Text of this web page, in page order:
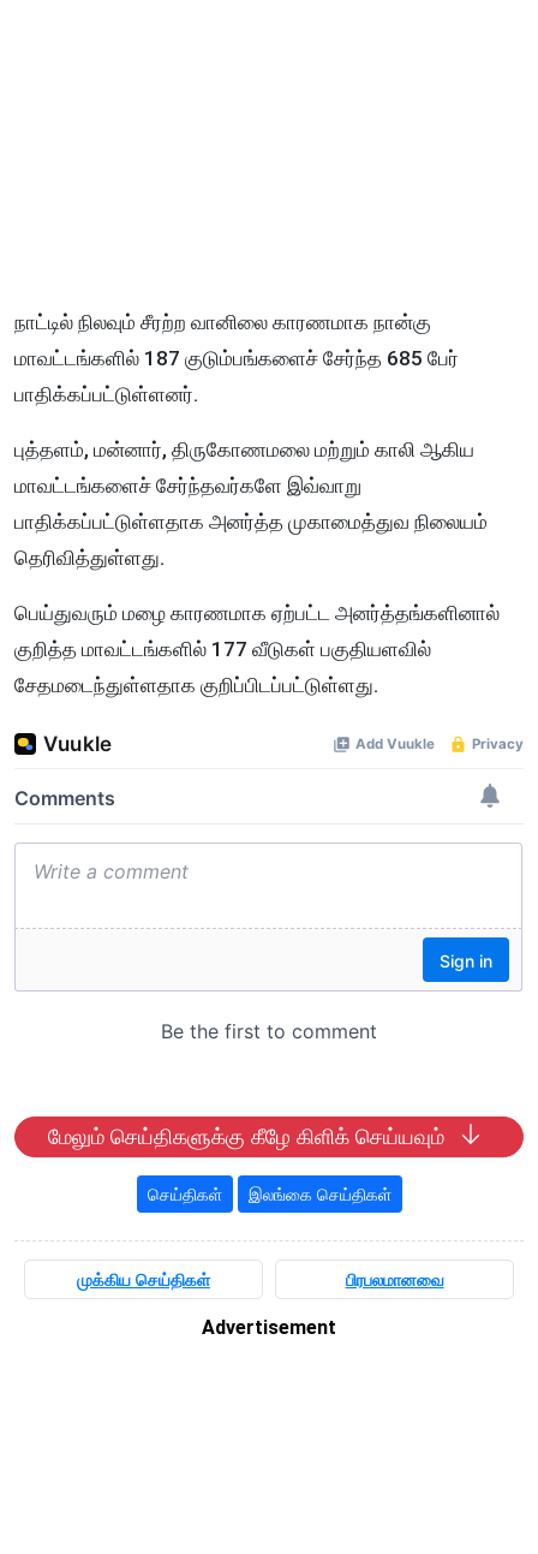
நாட்டில் நிலவும் சீரற்ற வானிலை காரணமாக நான்கு
மாவட்டங்களில் 187 குடும்பங்களைச் சேர்ந்த 685 பேர்
பாதிக்கப்பட்டுள்ளனர்.
புத்தளம், மன்னார், திருகோணமலை மற்றும் காலி ஆகிய
மாவட்டங்களைச் சேர்ந்தவர்களே இவ்வாறு
பாதிக்கப்பட்டுள்ளதாக அனர்த்த முகாமைத்துவ நிலையம்
தெரிவித்துள்ளது.
பெய்துவரும் மழை காரணமாக ஏற்பட்ட அனர்த்தங்களினால்
குறித்த மாவட்டங்களில் 177 வீடுகள் பகுதியளவில்
சேதமடைந்துள்ளதாக குறிப்பிடப்பட்டுள்ளது.
மேலும் செய்திகளுக்கு கீழே கிளிக் செய்யவும்
செய்திகள் இலங்கை செய்திகள்
முக்கிய செய்திகள் பிரபலமானவை
Advertisement